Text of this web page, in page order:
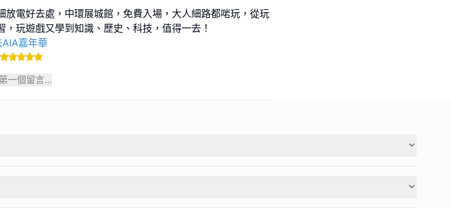
放電好去處，中環展城館，免費入場，大人細路都啱玩，從玩
嘉年華
一個留言...